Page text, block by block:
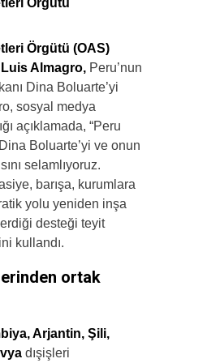
Örgütü
Örgütü (OAS)
Almagro, Peru’nun
Dina Boluarte’yi
sosyal medya
açıklamada, “Peru
Boluarte’yi ve onun
selamlıyoruz.
barışa, kurumlara
yolu yeniden inşa
desteği teyit
kullandı.
ortak
Arjantin, Şili,
dışişleri